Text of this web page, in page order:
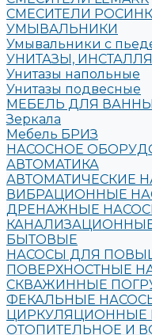
СМЕСИТЕЛИ
УМЫВАЛЬНИКИ
Умывальники с
УНИТАЗЫ,
Унитазы напольные
Унитазы подвесные
МЕБЕЛЬ ДЛЯ
Зеркала
Мебель БРИЗ
НАСОСНОЕ
АВТОМАТИКА
АВТОМАТИЧЕСКИЕ
ВИБРАЦИОННЫЕ
ДРЕНАЖНЫЕ
БЫТОВЫЕ
НАСОСЫ ДЛЯ
ПОВЕРХНОСТНЫЕ
СКВАЖИННЫЕ
ФЕКАЛЬНЫЕ
ЦИРКУЛЯЦИОННЫЕ
ОТОПИТЕЛЬНОЕ И